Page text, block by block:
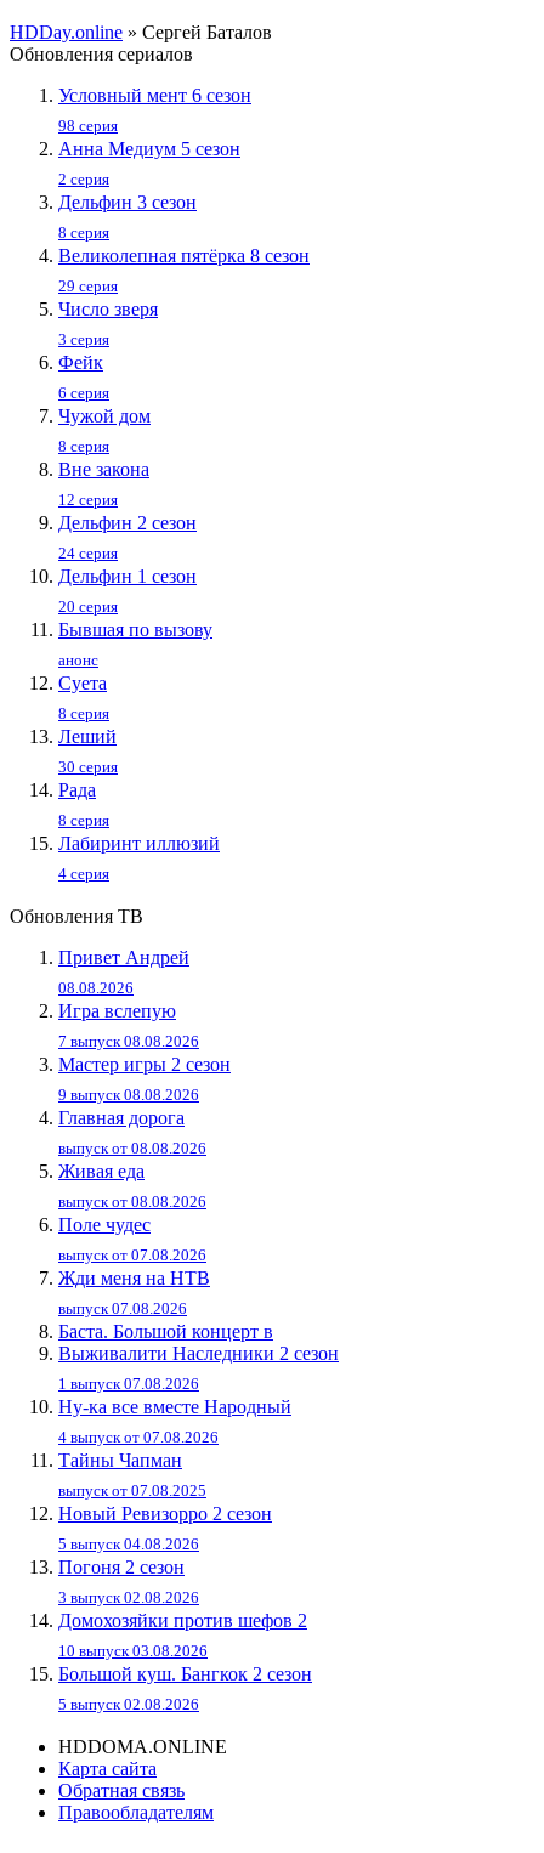
HDDay.online » Сергей Баталов
Обновления сериалов
Условный мент 6 сезон
98 серия
Анна Медиум 5 сезон
2 серия
Дельфин 3 сезон
8 серия
Великолепная пятёрка 8 сезон
29 серия
Число зверя
3 серия
Фейк
6 серия
Чужой дом
8 серия
Вне закона
12 серия
Дельфин 2 сезон
24 серия
Дельфин 1 сезон
20 серия
Бывшая по вызову
анонс
Суета
8 серия
Леший
30 серия
Рада
8 серия
Лабиринт иллюзий
4 серия
Обновления ТВ
Привет Андpей
08.08.2026
Игра вслепую
7 выпуск 08.08.2026
Мастер игры 2 сезон
9 выпуск 08.08.2026
Главная дорога
выпуск от 08.08.2026
Живaя eдa
выпуск от 08.08.2026
Поле чудес
выпуск от 07.08.2026
Жди меня на НТВ
выпуск 07.08.2026
Баста. Большой концерт в
Выживалити Наследники 2 сезон
1 выпуск 07.08.2026
Ну-ка все вместе Народный
4 выпуск от 07.08.2026
Тайны Чапман
выпуск от 07.08.2025
Новый Ревизорро 2 сезон
5 выпуск 04.08.2026
Погоня 2 сезон
3 выпуск 02.08.2026
Домохозяйки против шефов 2
10 выпуск 03.08.2026
Большой куш. Бангкок 2 сезон
5 выпуск 02.08.2026
HDDOMA.ONLINE
Карта сайта
Обратная связь
Правообладателям